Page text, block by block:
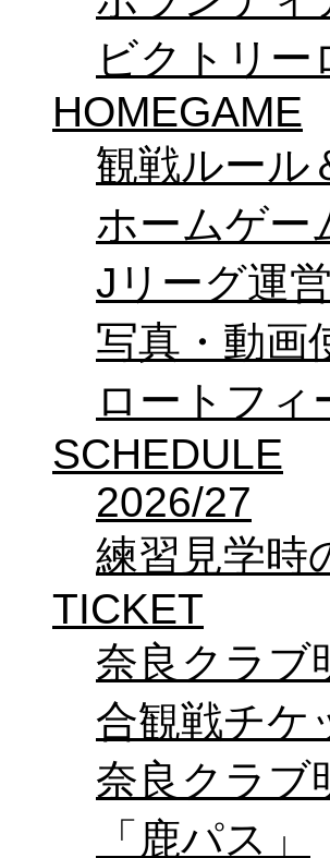
ビクトリー
HOMEGAME
観戦ルール
ホームゲー
Jリーグ運
写真・動画
ロートフィ
SCHEDULE
2026/27
練習見学時
TICKET
奈良クラブ
合観戦チケ
奈良クラブ
「鹿パス」